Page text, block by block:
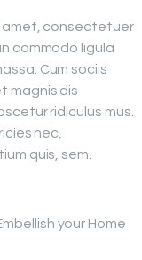
amet, consectetuer
commodo ligula
Cum sociis
magnis dis
ridiculus mus.
nec,
quis, sem.